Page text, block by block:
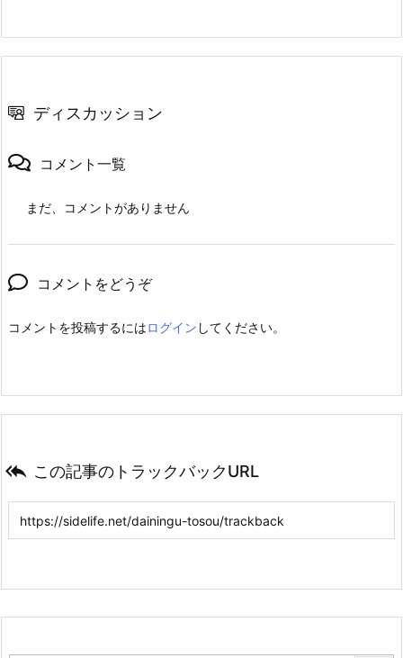
ディスカッション
コメント一覧
まだ、コメントがありません
コメントをどうぞ
コメントを投稿するにはログイン してください。
 この記事のトラックバックURL